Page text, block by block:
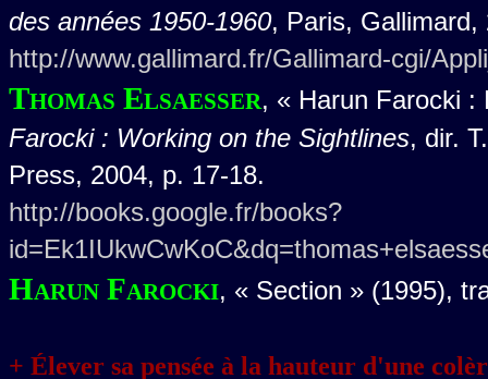
des années 1950-1960, Paris, Gallimard,
http://www.gallimard.fr/Gallimard-cgi/
Thomas Elsaesser, « Harun Farocki
Farocki : Working on the Sightlines, dir.
Press, 2004, p. 17-18.
http://books.google.fr/books?
Harun Farocki, « Section » (1995),
+ Élever sa pensée à la hauteur d'une